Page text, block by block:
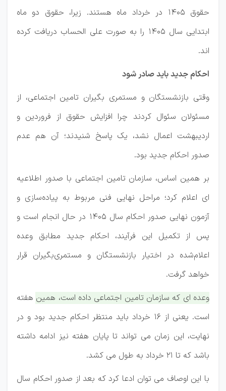
حقوق ۱۴۰۵ در خرداد ماه هستند. زیرا، حقوق دو ماه
ابتدایی سال ۱۴۰۵ را به صورت علی الحساب دریافت کرده
اند.
احکام جدید باید صادر شود
وقتی بازنشستگان و مستمری بگیران تامین اجتماعی، از
مسئولان سئوال کردند چرا افزایش حقوق از فروردین و
اردیبهشت اعمال نشد، یک پاسخ شنیدند؛ آن هم عدم
صدور احکام جدید بود.
بر همین اساس، سازمان تامین اجتماعی با صدور اطلاعیه
ای اعلام کرد؛ مراحل نهایی فنی مربوط به پیاده‌سازی و
آزمون نهایی صدور احکام سال ۱۴۰۵ در حال انجام است و
پس از تکمیل این فرآیند، احکام جدید مطابق وعده
اعلام‌شده در اختیار بازنشستگان و مستمری‌بگیران قرار
خواهد گرفت.
وعده ای که سازمان تامین اجتماعی داده است، همین هفته
است. یعنی از ۱۶ خرداد باید منتظر احکام جدید بود و در
نهایت، این زمان می تواند تا پایان هفته نیز ادامه داشته
باشد که تا ۲۱ خرداد به طول می کشد.
با این اوصاف می توان ادعا کرد که بعد از صدور احکام سال